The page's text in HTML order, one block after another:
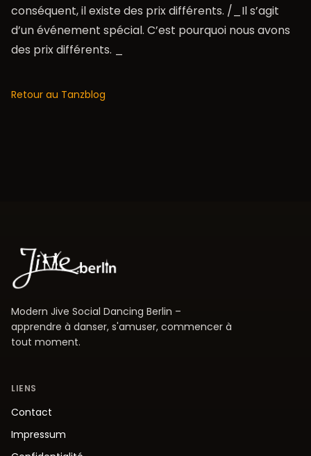
conséquent, il existe des prix différents. /_Il s’agit
d’un événement spécial. C’est pourquoi nous avons
des prix différents. _
Retour au Tanzblog
Modern Jive Social Dancing Berlin –
apprendre à danser, s'amuser, commencer à
tout moment.
LIENS
Contact
Impressum